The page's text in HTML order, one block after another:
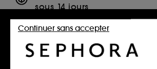
sous 14 jours
Retourner mon article
SERVICES, CONTACT ET CONDITIONS DES OFFRES
Continuer sans accepter